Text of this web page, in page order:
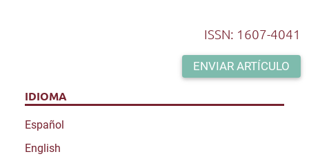
ISSN: 1607-4041
ENVIAR ARTÍCULO
IDIOMA
Español
English